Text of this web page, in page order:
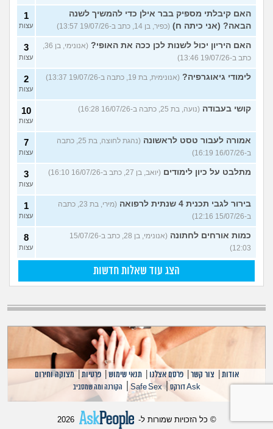
האם קיבלתי מספיק בבר אילן כדי להמשיך לשנה
הבאה? (אני כיתה ח) (כפיר, בן 14, כתב ב-19/07/26 13:57)
1
עצות
האם היריון יכול לשנות לכן ככה את האופי?
(אנונימי, בן 36,
כתב ב-19/07/26 13:46)
3
עצות
לימודי גיאוגרפיה? (אנונימית, בת 19, כתבה ב-19/07/26 13:37) 2
עצות
קושי בעבודה (נועה, בת 25, כתבה ב-16/07/26 16:28) 10
עצות
אמורה לעבור טסט לראשונה
(נהגת לחוצה, בת 25, כתבה
ב-16/07/26 16:19)
7
עצות
מתלבט על כיון לימודים (יואב, בן 27, כתב ב-16/07/26 16:10) 3
עצות
בירור לגבי תכנית 4 שנתית לרפואה
(מירי, בת 23, כתבה
ב-15/07/26 12:16)
1
עצות
כמות אורחים לחתונה
(אנונימי, בן 28, כתב ב-15/07/26
12:03)
8
עצות
הצג עוד שאלות חדשות
אודות צור קשר |פרסם אצלנו |תנאי שימוש |פרטיות |מצוקה וחירום
Ask דורקס |
Safe Sex
| הקורנה ומה שמסביב
© כל הזכויות שמורות ל- 2026